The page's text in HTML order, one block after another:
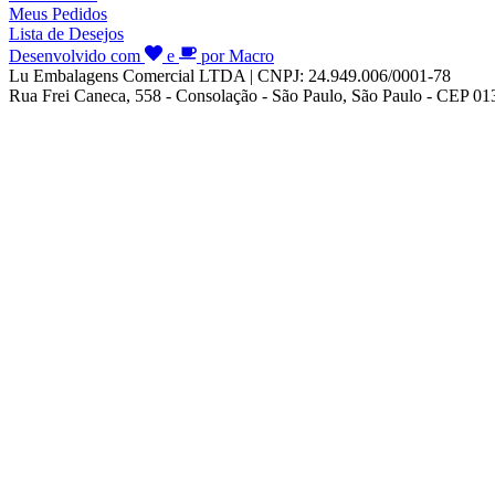
Meus Pedidos
Lista de Desejos
Desenvolvido com
e
por Macro
Lu Embalagens Comercial LTDA | CNPJ: 24.949.006/0001-78
Rua Frei Caneca, 558 - Consolação - São Paulo, São Paulo - CEP